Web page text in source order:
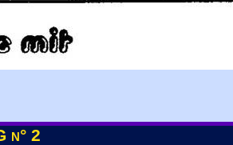
n° 2